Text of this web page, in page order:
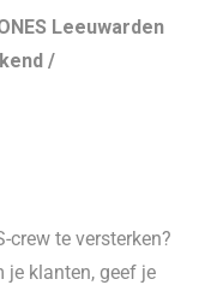
Leeuwarden
/
crew te versterken?
je klanten, geef je